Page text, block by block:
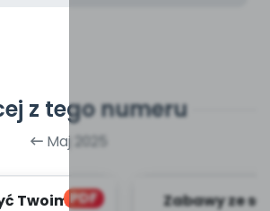
z tego numeru
Maj 2025
PDF
Twoim
Zabawy ze